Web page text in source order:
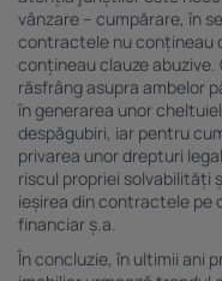
vânzare – cumpărare, în
contractele nu conțineau
conțineau clauze
răsfrâng asupra ambelor
în generarea unor
despăgubiri, iar pentru
privarea unor drepturi
riscul propriei solvabilități
ieșirea din contractele pe
financiar ș.a.
În concluzie, în ultimii ani